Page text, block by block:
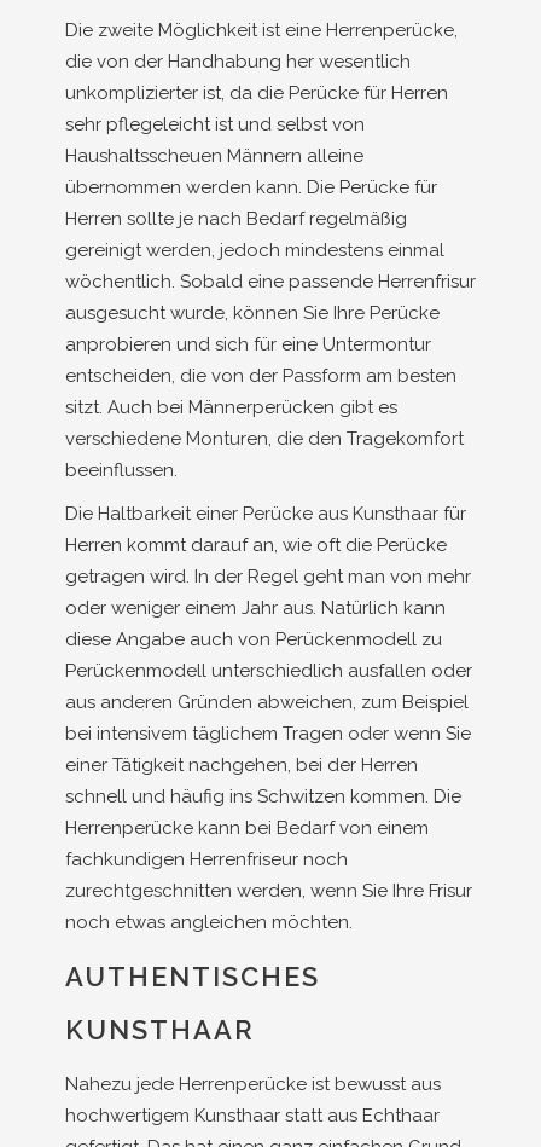
Die zweite Möglichkeit ist eine Herrenperücke,
die von der Handhabung her wesentlich
unkomplizierter ist, da die Perücke für Herren
sehr pflegeleicht ist und selbst von
Haushaltsscheuen Männern alleine
übernommen werden kann. Die Perücke für
Herren sollte je nach Bedarf regelmäßig
gereinigt werden, jedoch mindestens einmal
wöchentlich. Sobald eine passende Herrenfrisur
ausgesucht wurde, können Sie Ihre Perücke
anprobieren und sich für eine Untermontur
entscheiden, die von der Passform am besten
sitzt. Auch bei Männerperücken gibt es
verschiedene Monturen, die den Tragekomfort
beeinflussen.
Die Haltbarkeit einer Perücke aus Kunsthaar für
Herren kommt darauf an, wie oft die Perücke
getragen wird. In der Regel geht man von mehr
oder weniger einem Jahr aus. Natürlich kann
diese Angabe auch von Perückenmodell zu
Perückenmodell unterschiedlich ausfallen oder
aus anderen Gründen abweichen, zum Beispiel
bei intensivem täglichem Tragen oder wenn Sie
einer Tätigkeit nachgehen, bei der Herren
schnell und häufig ins Schwitzen kommen. Die
Herrenperücke kann bei Bedarf von einem
fachkundigen Herrenfriseur noch
zurechtgeschnitten werden, wenn Sie Ihre Frisur
noch etwas angleichen möchten.
AUTHENTISCHES
KUNSTHAAR
Nahezu jede Herrenperücke ist bewusst aus
hochwertigem Kunsthaar statt aus Echthaar